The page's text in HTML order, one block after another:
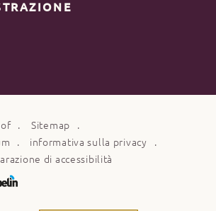
Sitemap
informativa sulla privacy
di accessibilità